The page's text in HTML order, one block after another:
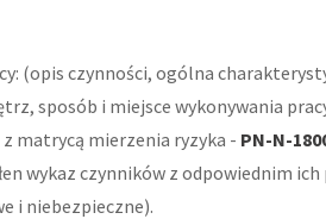
(opis czynności, ogólna
sposób i miejsce wykonywania
matrycą mierzenia ryzyka - PN-N-
wykaz czynników z odpowiednim ich
i niebezpieczne).